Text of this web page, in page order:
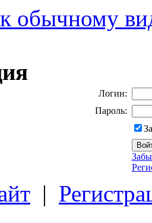
обычному
Логин:
Пароль:
|